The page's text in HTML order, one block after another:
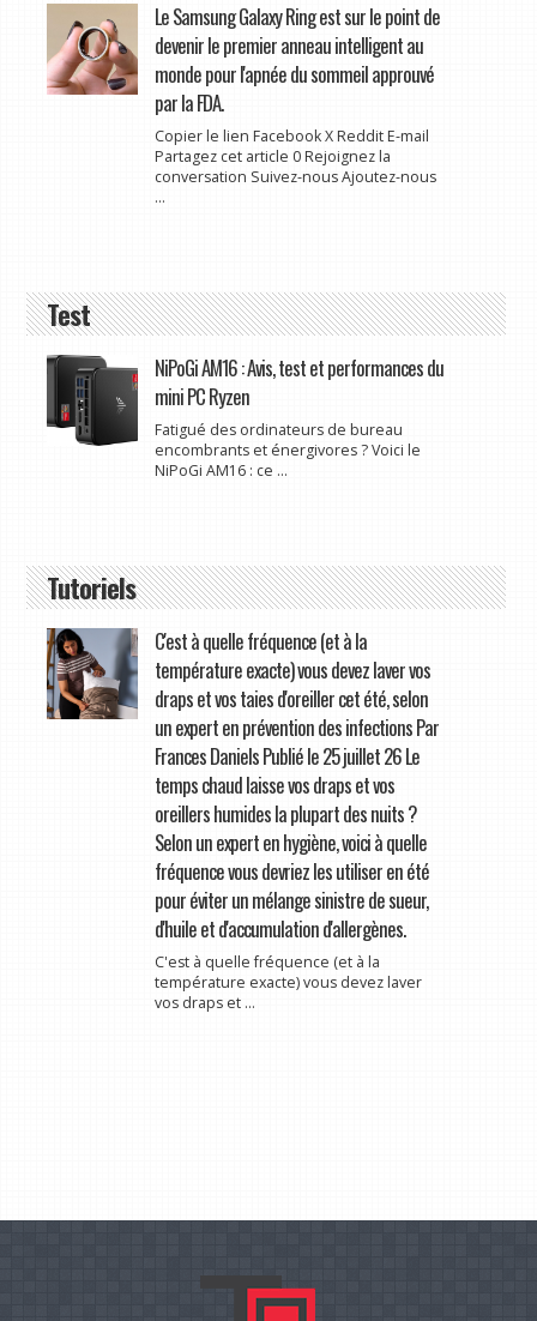
Le Samsung Galaxy Ring est sur le point de
devenir le premier anneau intelligent au
monde pour l'apnée du sommeil approuvé
par la FDA.
Copier le lien Facebook X Reddit E-mail
Partagez cet article 0 Rejoignez la
conversation Suivez-nous Ajoutez-nous
...
Test
NiPoGi AM16 : Avis, test et performances du
mini PC Ryzen
Fatigué des ordinateurs de bureau
encombrants et énergivores ? Voici le
NiPoGi AM16 : ce ...
Tutoriels
C'est à quelle fréquence (et à la
température exacte) vous devez laver vos
draps et vos taies d'oreiller cet été, selon
un expert en prévention des infections Par
Frances Daniels Publié le 25 juillet 26 Le
temps chaud laisse vos draps et vos
oreillers humides la plupart des nuits ?
Selon un expert en hygiène, voici à quelle
fréquence vous devriez les utiliser en été
pour éviter un mélange sinistre de sueur,
d'huile et d'accumulation d'allergènes.
C'est à quelle fréquence (et à la
température exacte) vous devez laver
vos draps et ...